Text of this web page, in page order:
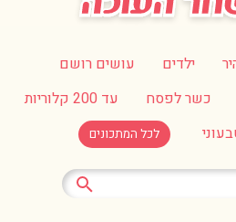
ילדים
עושים רושם
כשר לפסח
עד 200 קלוריות
לכל המתכונים